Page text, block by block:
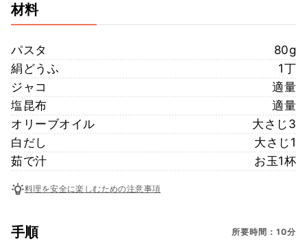
材料
パスタ
80g
絹どうふ
1丁
ジャコ
適量
塩昆布
適量
オリーブオイル
大さじ3
白だし
大さじ1
茹で汁
お玉1杯
料理を安全に楽しむための注意事項
手順 所要時間：10分